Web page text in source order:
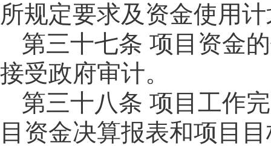
所规定要求及资金使用
第三十七条 项目资金
接受政府审计。
第三十八条 项目工作
目资金决算报表和项目